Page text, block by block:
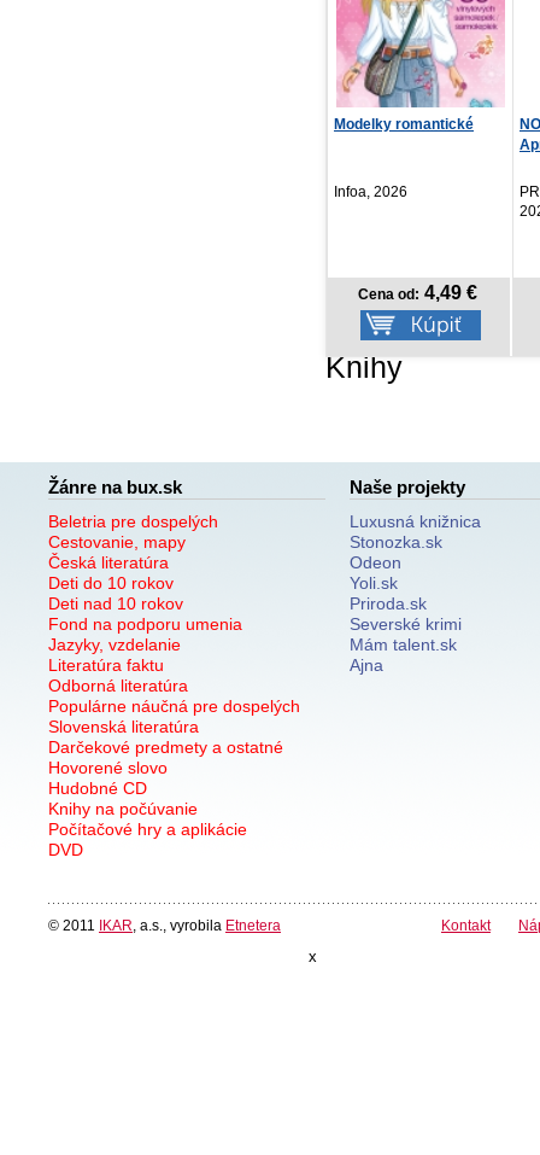
NOTIQUE Vreckový diár
PRESCOGROUP SK,
Cena od: 4,17 €
Knihy
Žánre na bux.sk
Beletria pre dospelých
Cestovanie, mapy
Česká literatúra
Deti do 10 rokov
Deti nad 10 rokov
Fond na podporu umenia
Jazyky, vzdelanie
Literatúra faktu
Odborná literatúra
Populárne náučná pre dospelých
Slovenská literatúra
Darčekové predmety a ostatné
Hovorené slovo
Hudobné CD
Knihy na počúvanie
Počítačové hry a aplikácie
DVD
Naše projekty
Luxusná knižnica
Stonozka.sk
Odeon
Yoli.sk
Priroda.sk
Severské krimi
Mám talent.sk
Ajna
© 2011 IKAR , a.s., vyrobila Etnetera Kontakt
x